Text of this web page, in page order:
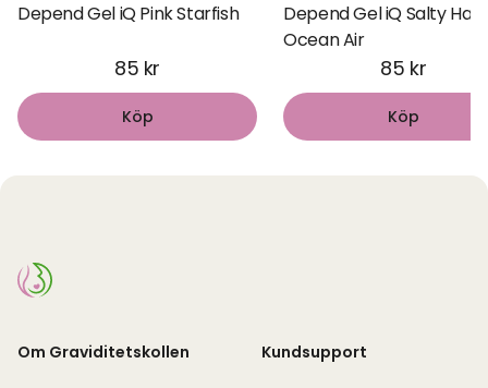
Depend Gel iQ Pink Starfish
85 kr
Köp
Depend Gel iQ Salty Hair,
Ocean Air
85 kr
Köp
Om Graviditetskollen Kundsupport